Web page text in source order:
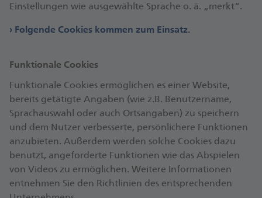
Einstellungen wie ausgewählte Sprache o. ä. „merkt“.
Folgende Cookies kommen zum Einsatz.
Funktionale Cookies
Funktionale Cookies ermöglichen es einer Website,
bereits getätigte Angaben (wie z.B. Benutzername,
Sprachauswahl oder auch Ortsangaben) zu speichern
und dem Nutzer verbesserte, persönlichere Funktionen
anzubieten. Außerdem werden solche Cookies dazu
benutzt, angeforderte Funktionen wie das Abspielen
von Videos zu ermöglichen. Weitere Informationen
entnehmen Sie den Richtlinien des entsprechenden